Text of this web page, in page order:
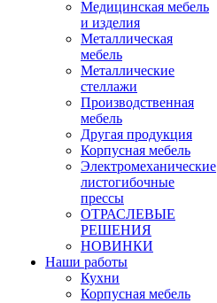
Медицинская мебель
и изделия
Металлическая
мебель
Металлические
стеллажи
Производственная
мебель
Другая продукция
Корпусная мебель
Электромеханические
листогибочные
прессы
ОТРАСЛЕВЫЕ
РЕШЕНИЯ
НОВИНКИ
Наши работы
Кухни
Корпусная мебель